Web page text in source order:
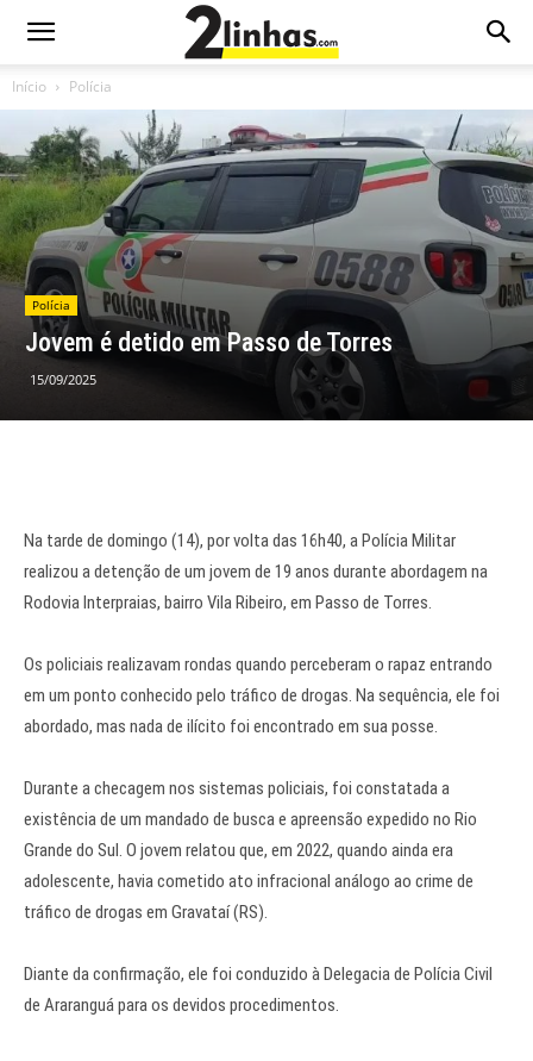
Início Polícia
Polícia
Jovem é detido em Passo de Torres
15/09/2025
Na tarde de domingo (14), por volta das 16h40, a Polícia Militar
realizou a detenção de um jovem de 19 anos durante abordagem na
Rodovia Interpraias, bairro Vila Ribeiro, em Passo de Torres.
Os policiais realizavam rondas quando perceberam o rapaz entrando
em um ponto conhecido pelo tráfico de drogas. Na sequência, ele foi
abordado, mas nada de ilícito foi encontrado em sua posse.
Durante a checagem nos sistemas policiais, foi constatada a
existência de um mandado de busca e apreensão expedido no Rio
Grande do Sul. O jovem relatou que, em 2022, quando ainda era
adolescente, havia cometido ato infracional análogo ao crime de
tráfico de drogas em Gravataí (RS).
Diante da confirmação, ele foi conduzido à Delegacia de Polícia Civil
de Araranguá para os devidos procedimentos.